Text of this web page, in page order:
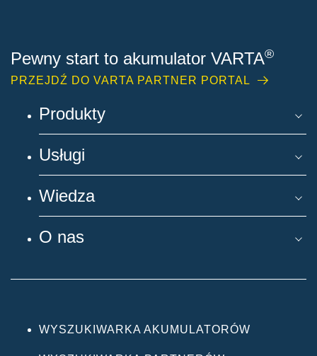
Pewny start to akumulator VARTA®
PRZEJDŹ DO VARTA PARTNER PORTAL
Produkty
Usługi
Wiedza
O nas
WYSZUKIWARKA AKUMULATORÓW